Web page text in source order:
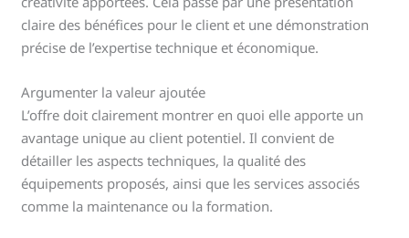
claire des bénéfices pour le client et une démonstration
précise de l’expertise technique et économique.
Argumenter la valeur ajoutée
L’offre doit clairement montrer en quoi elle apporte un
avantage unique au client potentiel. Il convient de
détailler les aspects techniques, la qualité des
équipements proposés, ainsi que les services associés
comme la maintenance ou la formation.